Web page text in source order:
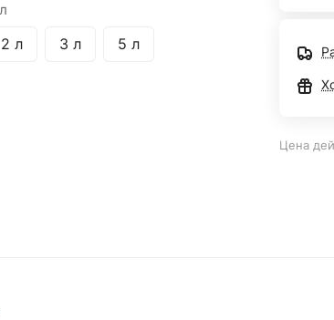
2 л 3 л 5 л
Цена